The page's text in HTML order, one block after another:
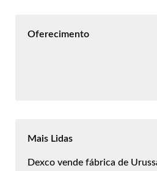
Oferecimento
Mais Lidas
Dexco vende fábrica de